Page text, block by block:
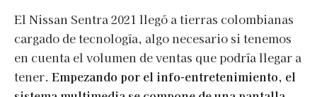
El Nissan Sentra 2021 llegó a tierras colombianas
cargado de tecnología, algo necesario si tenemos
en cuenta el volumen de ventas que podría llegar a
tener. Empezando por el info-entretenimiento, el